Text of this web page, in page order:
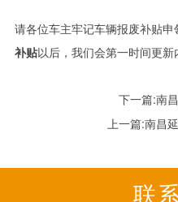
请各位车主牢记车辆报废补贴申
补贴以后，我们会第一时间更新
下一篇:南
上一篇:南昌
联